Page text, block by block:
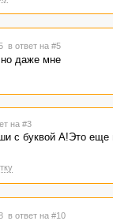
в ответ на #5
даже мне
на #3
буквой А!Это еще
в ответ на #10